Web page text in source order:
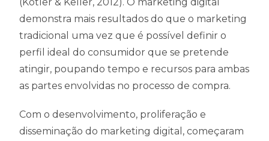
(Kotler & Keller, 2012). O marketing digital
demonstra mais resultados do que o marketing
tradicional uma vez que é possível definir o
perfil ideal do consumidor que se pretende
atingir, poupando tempo e recursos para ambas
as partes envolvidas no processo de compra.
Com o desenvolvimento, proliferação e
disseminação do marketing digital, começaram